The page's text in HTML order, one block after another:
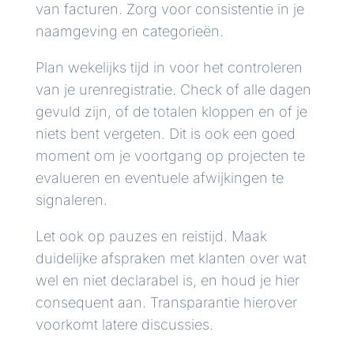
van facturen. Zorg voor consistentie in je
naamgeving en categorieën.
Plan wekelijks tijd in voor het controleren
van je urenregistratie. Check of alle dagen
gevuld zijn, of de totalen kloppen en of je
niets bent vergeten. Dit is ook een goed
moment om je voortgang op projecten te
evalueren en eventuele afwijkingen te
signaleren.
Let ook op pauzes en reistijd. Maak
duidelijke afspraken met klanten over wat
wel en niet declarabel is, en houd je hier
consequent aan. Transparantie hierover
voorkomt latere discussies.